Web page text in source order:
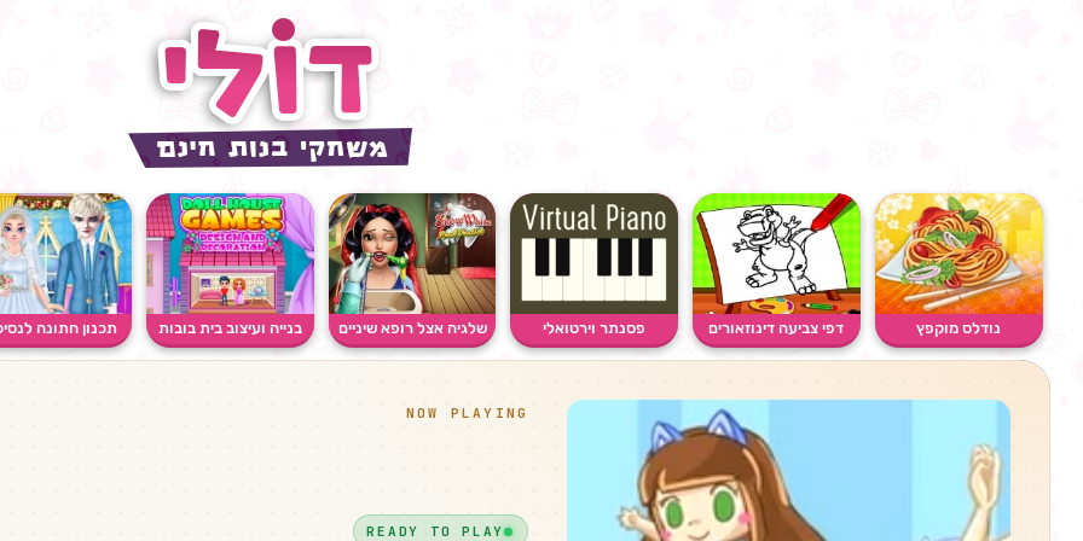
נודלס מוקפץ דפי צביעה דינוזאורים פסנתר וירטואלי שלגיה אצל רופא שיניים בנייה ועיצוב בית בובות תכנון חתונה